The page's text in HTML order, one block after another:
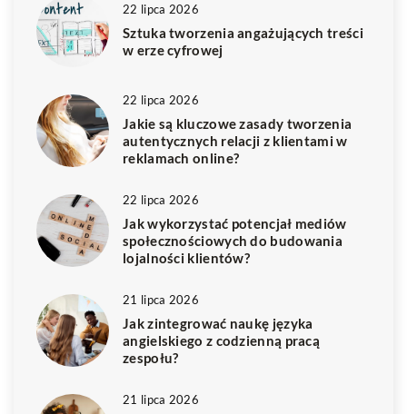
22 lipca 2026
Sztuka tworzenia angażujących treści
w erze cyfrowej
22 lipca 2026
Jakie są kluczowe zasady tworzenia
autentycznych relacji z klientami w
reklamach online?
22 lipca 2026
Jak wykorzystać potencjał mediów
społecznościowych do budowania
lojalności klientów?
21 lipca 2026
Jak zintegrować naukę języka
angielskiego z codzienną pracą
zespołu?
21 lipca 2026